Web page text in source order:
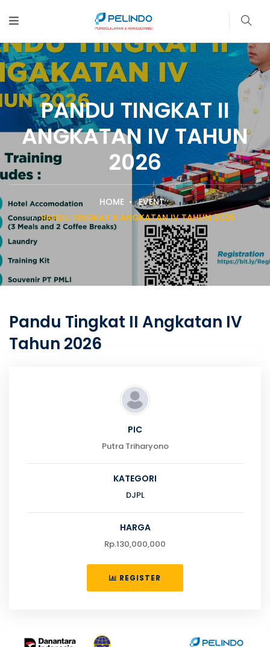
PANDU TINGKAT II
ANGKATAN IV TAHUN
2026
HOME
EVENT
PANDU TINGKAT II ANGKATAN IV TAHUN 2026
Pandu Tingkat II Angkatan IV
Tahun 2026
PIC
Putra Triharyono
KATEGORI
DJPL
HARGA
Rp.130,000,000
REGISTER